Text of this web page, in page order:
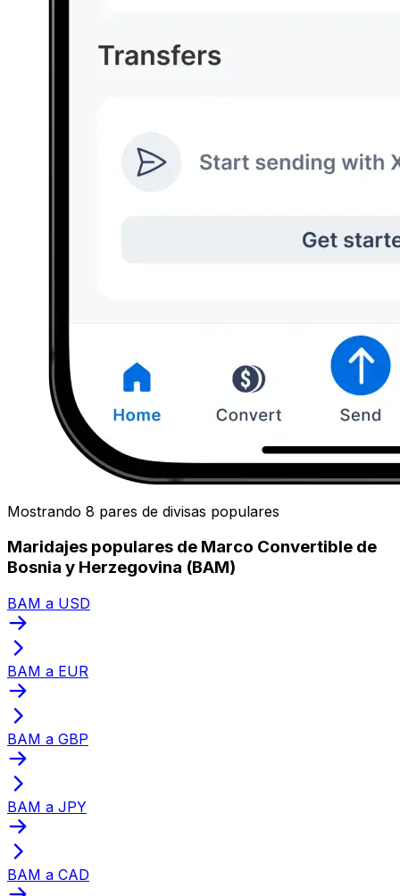
Mostrando 8 pares de divisas populares
Maridajes populares de Marco Convertible de
Bosnia y Herzegovina (BAM)
BAM a USD
BAM a EUR
BAM a GBP
BAM a JPY
BAM a CAD